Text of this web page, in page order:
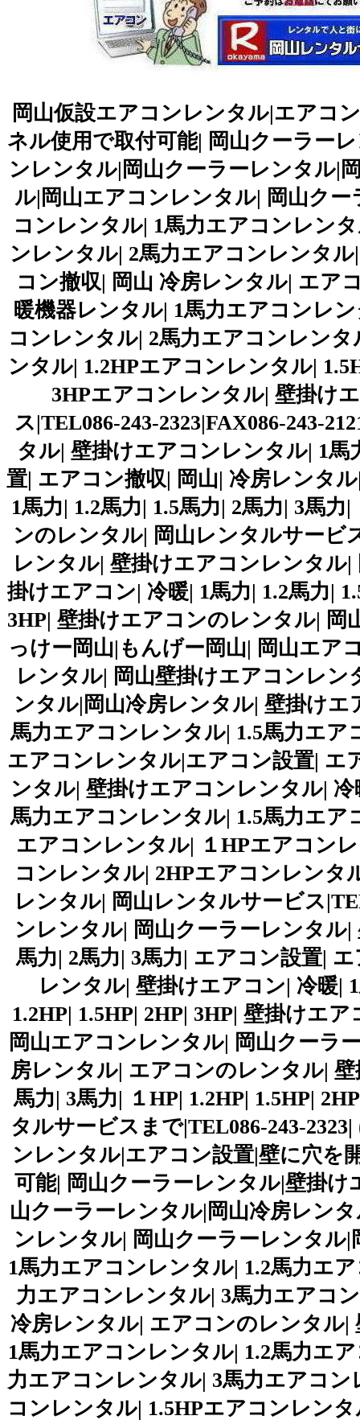
岡山仮設エアコンレンタル|エアコ
ネル使用で取付可能| 岡山クーラー
ンレンタル|岡山クーラーレンタル|
ル|岡山エアコンレンタル| 岡山ク
コンレンタル| 1馬力エアコンレン
ンレンタル| 2馬力エアコンレンタ
コン撤収| 岡山 冷房レンタル| エア
暖機器レンタル| 1馬力エアコンレ
コンレンタル| 2馬力エアコンレン
ンタル| 1.2HPエアコンレンタル|
3HPエアコンレンタル| 壁掛け
ス|TEL086-243-2323|FAX086-243-
タル| 壁掛けエアコンレンタル| 1馬
置| エアコン撤収| 岡山| 冷房レンタ
1馬力| 1.2馬力| 1.5馬力| 2馬力| 3馬
ンのレンタル| 岡山レンタルサービ
レンタル| 壁掛けエアコンレンタル
掛けエアコン| 冷暖| 1馬力| 1.2馬力|
3HP| 壁掛けエアコンのレンタル| 岡
っけー岡山|もんげー岡山| 岡山エア
レンタル| 岡山壁掛けエアコンレ
ンタル|岡山冷房レンタル| 壁掛け
馬力エアコンレンタル| 1.5馬力エ
エアコンレンタル|エアコン設置| エ
ンタル| 壁掛けエアコンレンタル|
馬力エアコンレンタル| 1.5馬力エ
エアコンレンタル| １HPエアコン
コンレンタル| 2HPエアコンレンタ
レンタル| 岡山レンタルサービス
ンレンタル| 岡山クーラーレンタル
馬力| 2馬力| 3馬力| エアコン設置|
レンタル| 壁掛けエアコン| 冷暖|
1.2HP| 1.5HP| 2HP| 3HP| 壁掛けエ
岡山エアコンレンタル| 岡山クーラ
房レンタル| エアコンのレンタル| 壁
馬力| 3馬力| １HP| 1.2HP| 1.5HP|
タルサービスまで|TEL086-243-
ンレンタル|エアコン設置|壁に穴を
可能| 岡山クーラーレンタル|壁掛
山クーラーレンタル|岡山冷房レン
ンレンタル| 岡山クーラーレンタル
1馬力エアコンレンタル| 1.2馬力エ
力エアコンレンタル| 3馬力エアコ
冷房レンタル| エアコンのレンタル
1馬力エアコンレンタル| 1.2馬力エ
力エアコンレンタル| 3馬力エアコ
コンレンタル| 1.5HPエアコンレン